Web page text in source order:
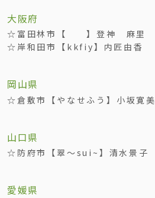
大阪府
☆富田林市【 】登神 麻里
☆岸和田市【kkfiy】内匠由香
岡山県
☆倉敷市【やなせふう】小坂寛美
山口県
☆防府市【翠～sui~】清水景子
愛媛県